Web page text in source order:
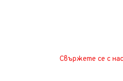
Свържете се с нас